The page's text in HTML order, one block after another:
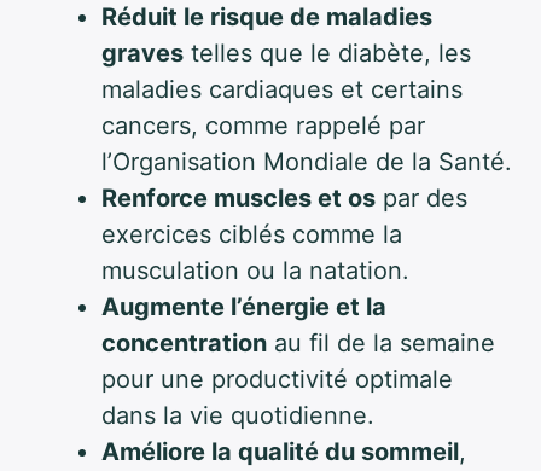
Réduit le risque de maladies
graves telles que le diabète, les
maladies cardiaques et certains
cancers, comme rappelé par
l’Organisation Mondiale de la Santé.
Renforce muscles et os par des
exercices ciblés comme la
musculation ou la natation.
Augmente l’énergie et la
concentration au fil de la semaine
pour une productivité optimale
dans la vie quotidienne.
Améliore la qualité du sommeil,